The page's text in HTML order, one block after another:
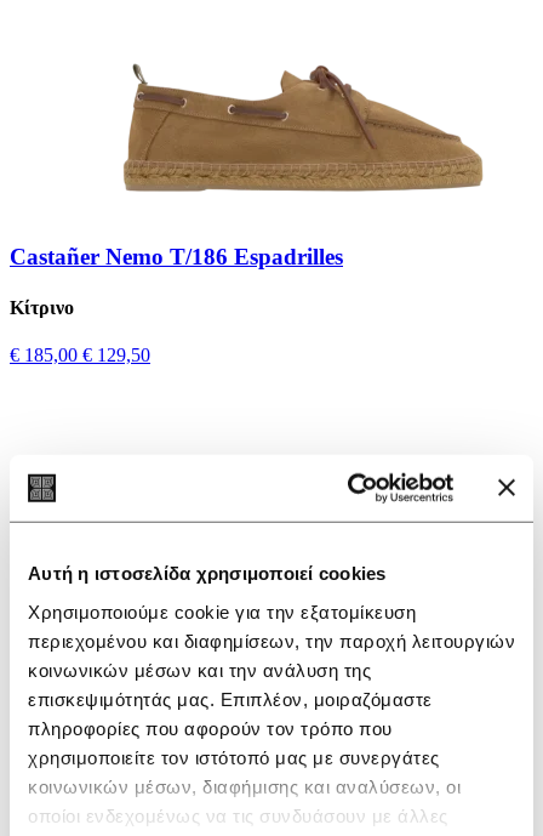
Αυτή η ιστοσελίδα χρησιμοποιεί cookies
Χρησιμοποιούμε cookie για την εξατομίκευση
περιεχομένου και διαφημίσεων, την παροχή λειτουργιών
κοινωνικών μέσων και την ανάλυση της
επισκεψιμότητάς μας. Επιπλέον, μοιραζόμαστε
πληροφορίες που αφορούν τον τρόπο που
χρησιμοποιείτε τον ιστότοπό μας με συνεργάτες
κοινωνικών μέσων, διαφήμισης και αναλύσεων, οι
οποίοι ενδεχομένως να τις συνδυάσουν με άλλες
Castañer Nemo T/186 Espadrilles
Κίτρινο
€ 185,00 € 129,50